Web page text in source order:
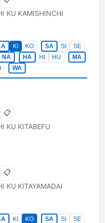
KU KAMISHINCHI
KI KO SA SI
SE
NA HA HI HU
MA
WA
📋
KU KITABEFU
📋
KU KITAYAMADAI
KI KO SA SI
SE